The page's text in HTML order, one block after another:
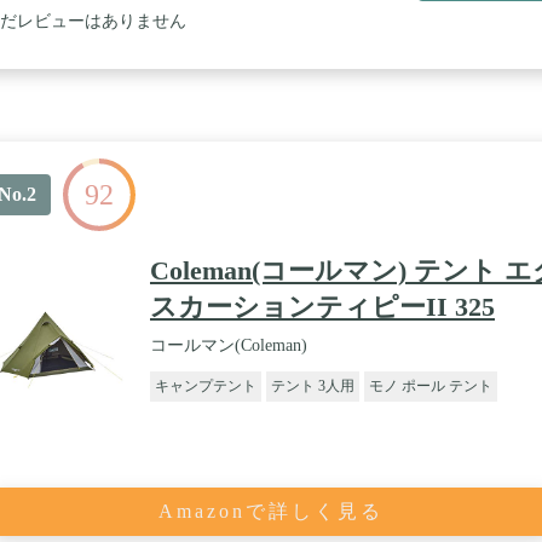
レビューはありません
92
Coleman(コールマン) テント エ
スカーションティピーII 325
コールマン(Coleman)
キャンプテント テント 3人用 モノ ポール テント
Amazonで詳しく見る